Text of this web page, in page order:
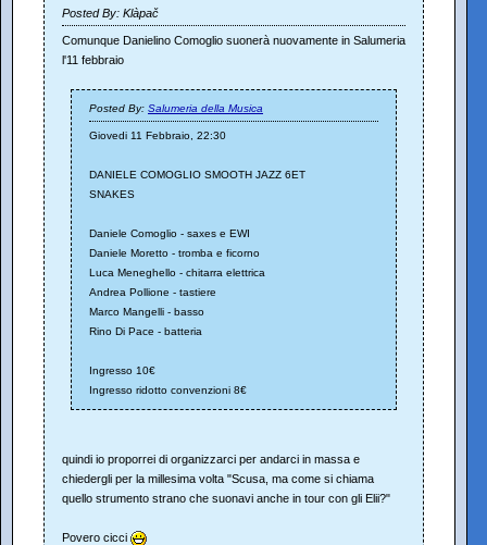
Posted By: Klàpač
Comunque Danielino Comoglio suonerà nuovamente in Salumeria
l'11 febbraio
Posted By: Salumeria della Musica
Giovedi 11 Febbraio, 22:30
DANIELE COMOGLIO SMOOTH JAZZ 6ET
SNAKES
Daniele Comoglio - saxes e EWI
Daniele Moretto - tromba e ficorno
Luca Meneghello - chitarra elettrica
Andrea Pollione - tastiere
Marco Mangelli - basso
Rino Di Pace - batteria
Ingresso 10€
Ingresso ridotto convenzioni 8€
quindi io proporrei di organizzarci per andarci in massa e
chiedergli per la millesima volta "Scusa, ma come si chiama
quello strumento strano che suonavi anche in tour con gli Elii?"
Povero cicci